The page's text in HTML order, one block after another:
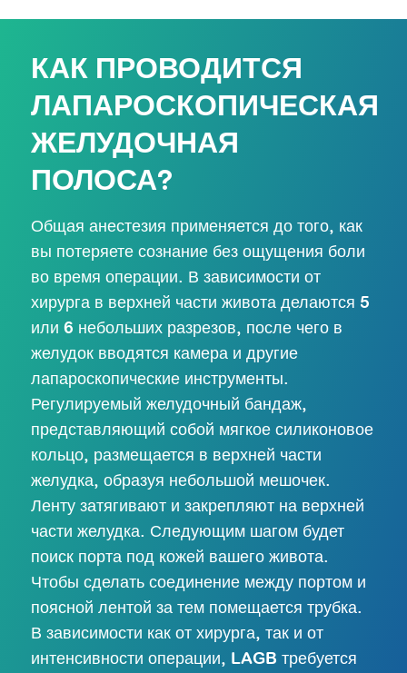
КАК ПРОВОДИТСЯ
ЛАПАРОСКОПИЧЕСКАЯ
ЖЕЛУДОЧНАЯ
ПОЛОСА?
Общая анестезия применяется до того, как
вы потеряете сознание без ощущения боли
во время операции. В зависимости от
хирурга в верхней части живота делаются 5
или 6 небольших разрезов, после чего в
желудок вводятся камера и другие
лапароскопические инструменты.
Регулируемый желудочный бандаж,
представляющий собой мягкое силиконовое
кольцо, размещается в верхней части
желудка, образуя небольшой мешочек.
Ленту затягивают и закрепляют на верхней
части желудка. Следующим шагом будет
поиск порта под кожей вашего живота.
Чтобы сделать соединение между портом и
поясной лентой за тем помещается трубка.
В зависимости как от хирурга, так и от
интенсивности операции, LAGB требуется